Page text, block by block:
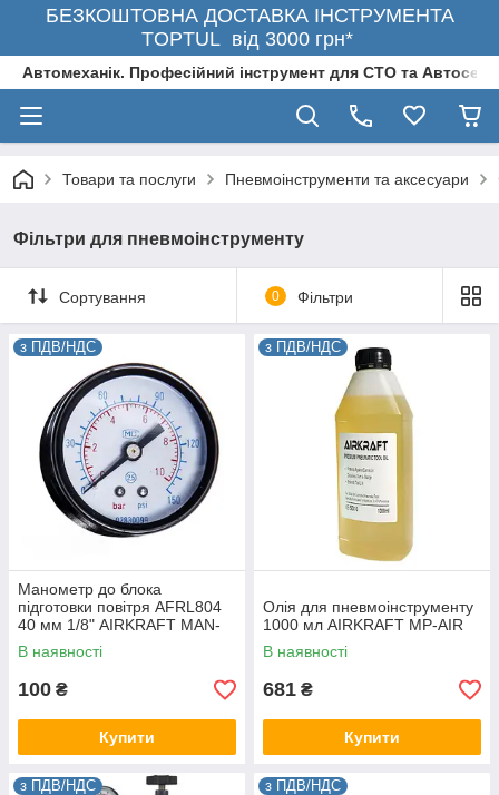
БЕЗКОШТОВНА ДОСТАВКА ІНСТРУМЕНТА
TOPTUL від 3000 грн*
Автомеханік. Професійний інструмент для СТО та
Товари та послуги Пневмоінструменти та аксесуари
Фільтри для пневмоінструменту
Сортування 0 Фільтри
з ПДВ/НДС
Манометр до блока
підготовки повітря AFRL804
40 мм 1/8" AIRKRAFT MAN-
AFRL804G
В наявності
100 ₴
Купити
з ПДВ/НДС
Олія для пневмоінструменту
1000 мл AIRKRAFT MP-AIR
В наявності
681 ₴
Купити
з ПДВ/НДС з ПДВ/НДС